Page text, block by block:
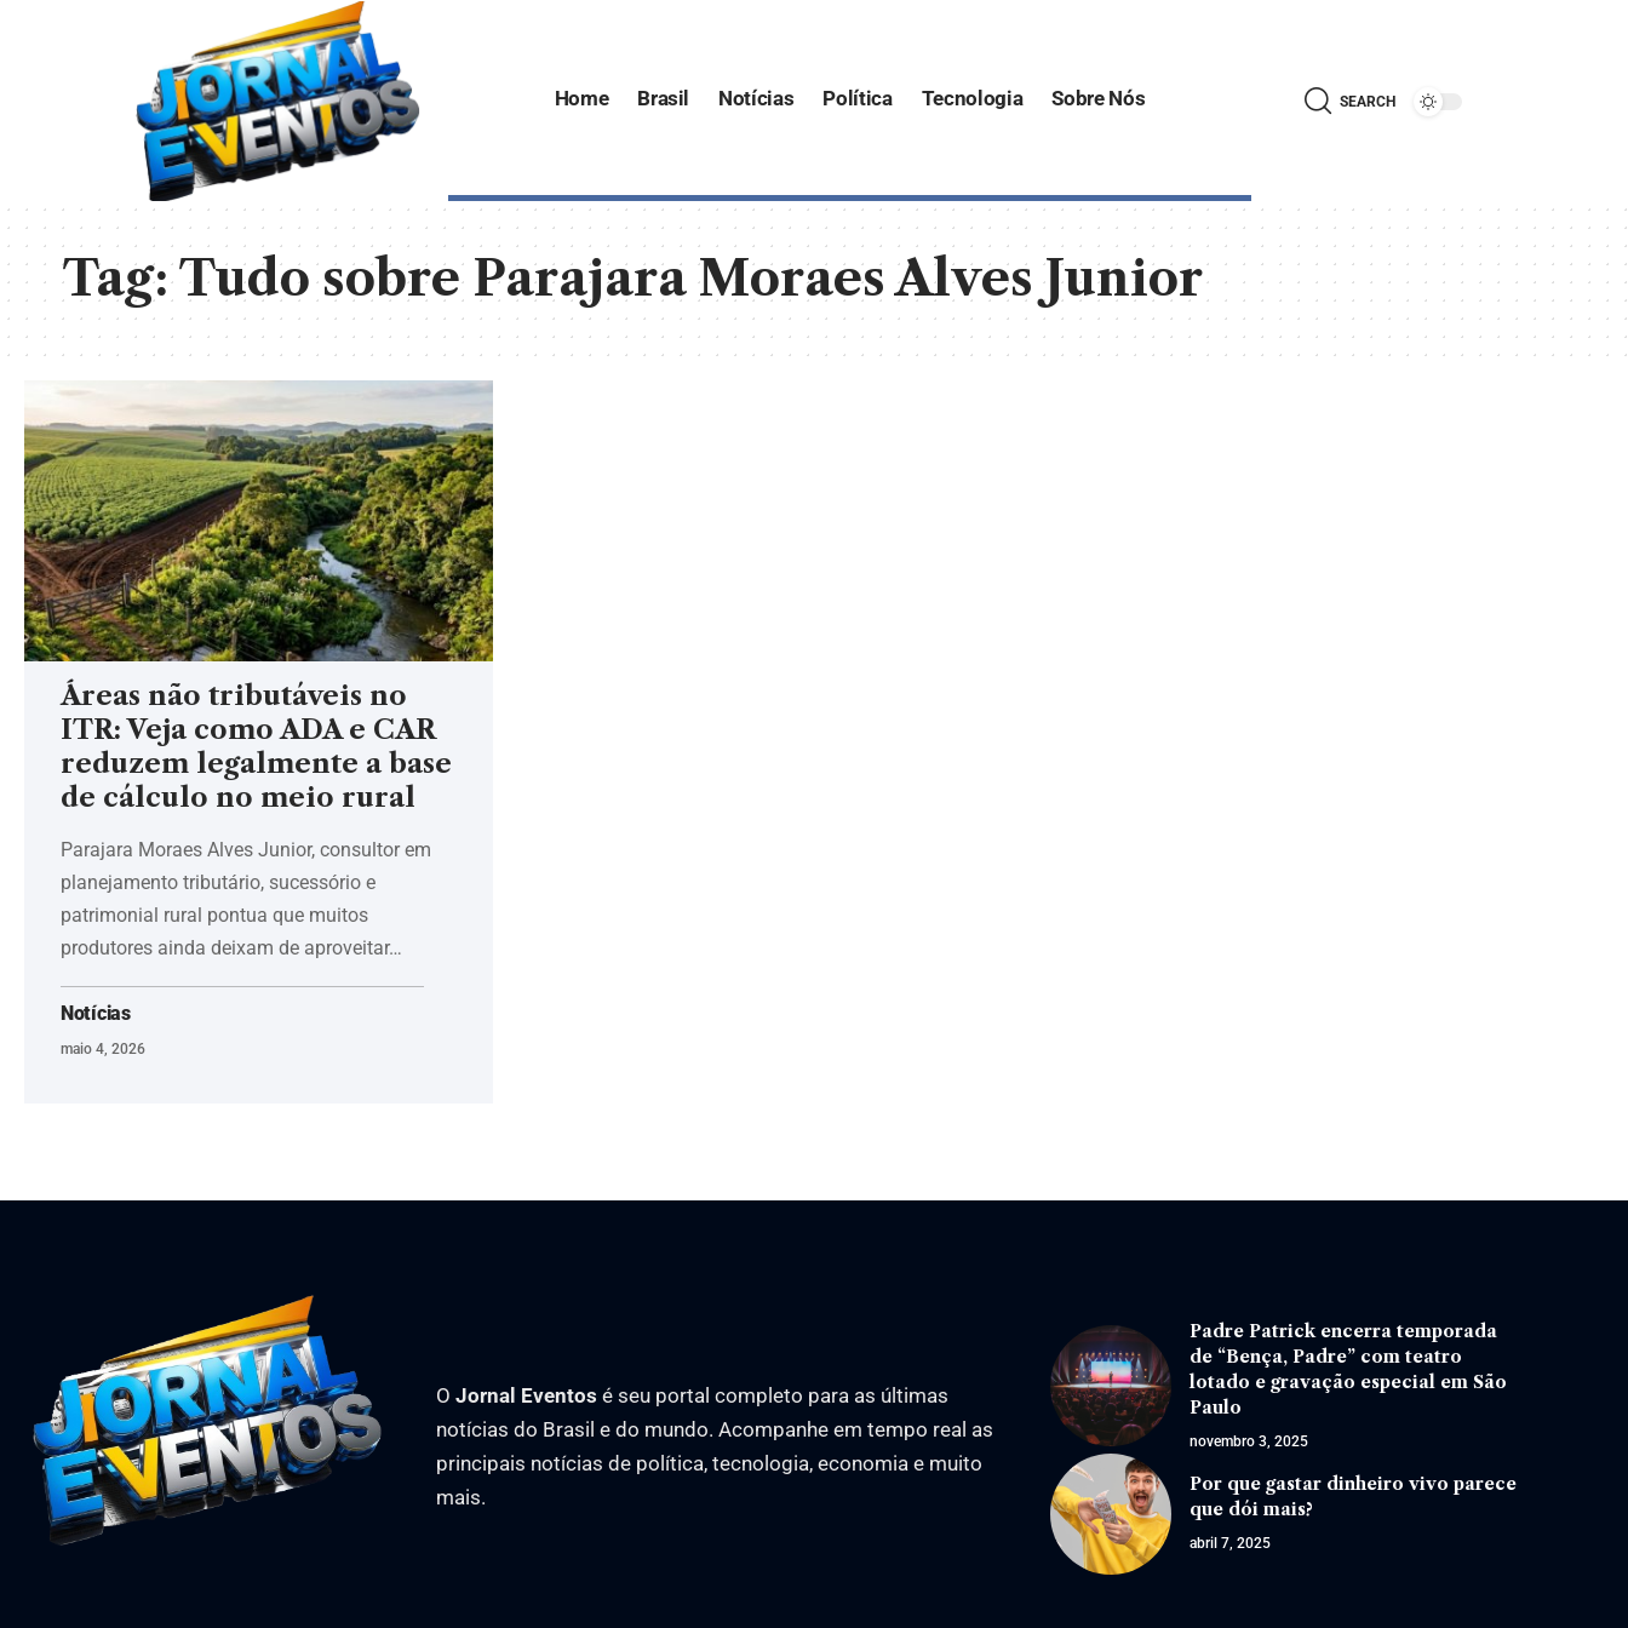
Home Brasil Notícias Política Tecnologia Sobre Nós SEARCH
Tag:Tudo sobre Parajara Moraes Alves Junior
Áreas não tributáveis no
ITR: Veja como ADA e CAR
reduzem legalmente a base
de cálculo no meio rural
Parajara Moraes Alves Junior, consultor em
planejamento tributário, sucessório e
patrimonial rural pontua que muitos
produtores ainda deixam de aproveitar…
Notícias
maio 4, 2026
O Jornal Eventos é seu portal completo para as últimas
notícias do Brasil e do mundo. Acompanhe em tempo real as
principais notícias de política, tecnologia, economia e muito
mais.
Padre Patrick encerra temporada
de “Bença, Padre” com teatro
lotado e gravação especial em São
Paulo
novembro 3, 2025
Por que gastar dinheiro vivo parece
que dói mais?
abril 7, 2025